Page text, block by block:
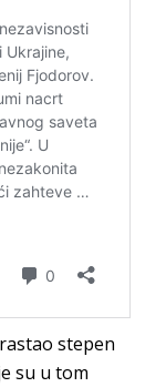
stepen
su u tom